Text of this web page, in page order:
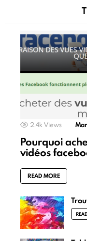
2.4k Views
Pourquoi
vidéos
READ MORE